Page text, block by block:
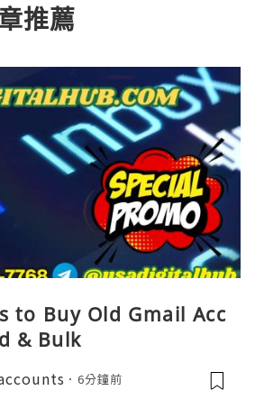
推薦
to Buy Old Gmail Acc
& Bulk
6分鐘前